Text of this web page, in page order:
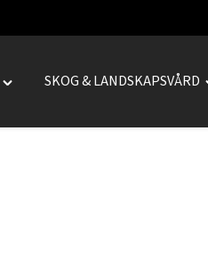
Toggle
SKOG & LANDSKAPSVÅRD